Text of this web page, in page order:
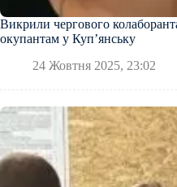
Викрили чергового
окупантам у Куп’янську
24 Жовтня 2025, 23:02